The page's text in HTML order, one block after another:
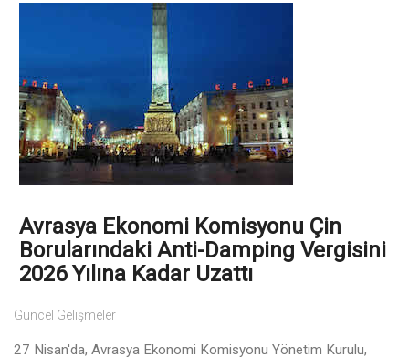
Avrasya Ekonomi Komisyonu Çin
Borularındaki Anti-Damping Vergisini
2026 Yılına Kadar Uzattı
Güncel Gelişmeler
27 Nisan'da, Avrasya Ekonomi Komisyonu Yönetim Kurulu,